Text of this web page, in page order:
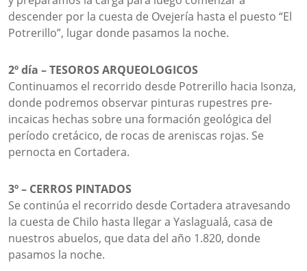
descender por la cuesta de Ovejería hasta el puesto “El
Potrerillo”, lugar donde pasamos la noche.
2º día – TESOROS ARQUEOLOGICOS
Continuamos el recorrido desde Potrerillo hacia Isonza,
donde podremos observar pinturas rupestres pre-
incaicas hechas sobre una formación geológica del
período cretácico, de rocas de areniscas rojas. Se
pernocta en Cortadera.
3º – CERROS PINTADOS
Se continúa el recorrido desde Cortadera atravesando
la cuesta de Chilo hasta llegar a Yaslagualá, casa de
nuestros abuelos, que data del año 1.820, donde
pasamos la noche.